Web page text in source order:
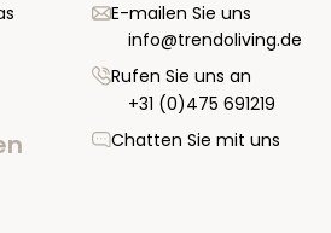
E-mailen Sie uns
info@trendoliving.de
Rufen Sie uns an
+31 (0)475 691219
Chatten Sie mit uns